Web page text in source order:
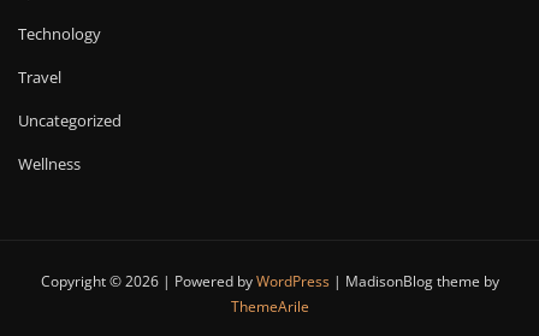
Technology
Travel
Uncategorized
Wellness
Copyright © 2026 | Powered byWordPress | MadisonBlog theme by
ThemeArile